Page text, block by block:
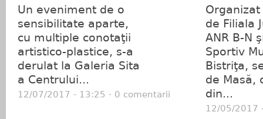
Un eveniment de o
sensibilitate aparte,
cu multiple conotaţii
artistico-plastice, s-a
derulat la Galeria Sita
a Centrului...
12/07/2017 - 13:25 · 0 comentarii
de Filiala
ANR B-N
Sportiv
Bistriţa,
de Masă,
din...
12/05/2017